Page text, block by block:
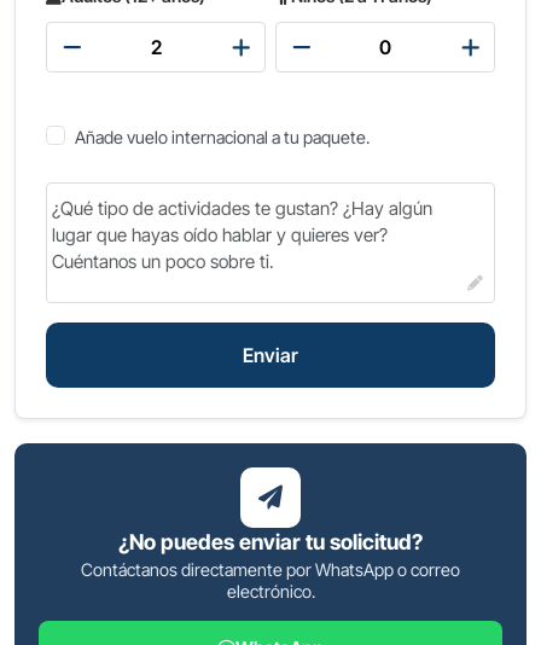
forma más completa e inteligente de
descubrir Egipto en menos de dos semanas.
Añade vuelo internacional a tu paquete.
Enviar
¿No puedes enviar tu solicitud?
Contáctanos directamente por WhatsApp o correo
electrónico.